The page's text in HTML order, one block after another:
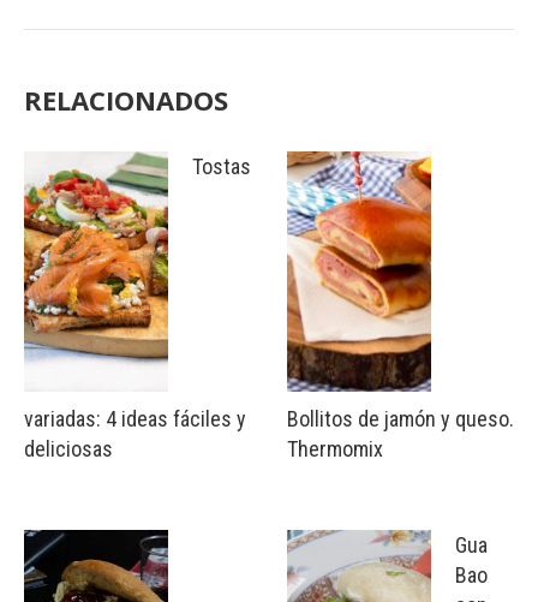
RELACIONADOS
Tostas
variadas: 4 ideas fáciles y
deliciosas
Bollitos de jamón y queso.
Thermomix
Gua
Bao